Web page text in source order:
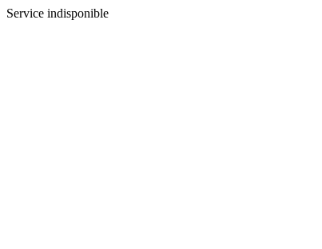
Service indisponible